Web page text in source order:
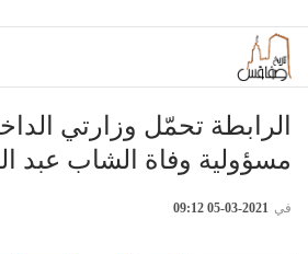
الرابطة تحمّل وزارتي
مسؤولية وفاة الشاب عبد
في 2021-03-05 09:12